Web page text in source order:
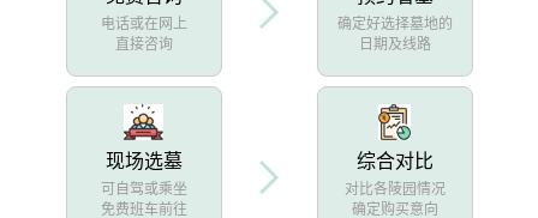
电话或在网上
直接咨询
确定好选择墓地的
日期及线路
现场选墓
可自驾或乘坐
免费班车前往
综合对比
对比各陵园情况
确定购买意向